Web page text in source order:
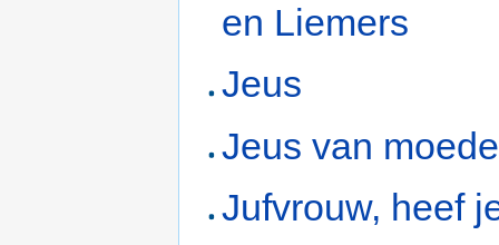
en Liemers
Jeus
Jeus van
Jufvrouw, heef